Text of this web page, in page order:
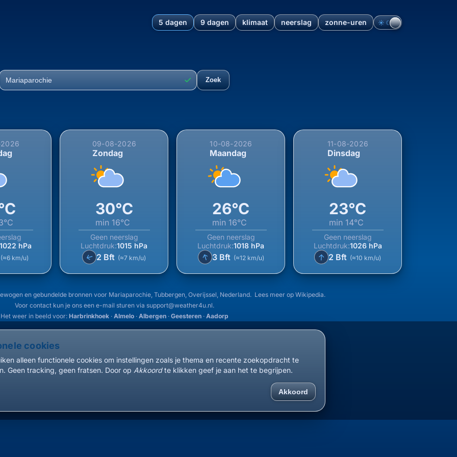
5 dagen 9 dagen klimaat neerslag zonne-uren ☀︎ ☾
voor Mariaparochie, Tubbergen, Overijssel,
✓ Zoek
1022 hPa
(≈6 km/u)
09-08-2026
Zondag
30°C
min 16°C
Geen neerslag
Luchtdruk:1015 hPa
↑2 Bft (≈7 km/u)
10-08-2026
Maandag
26°C
min16°C
Geen neerslag
Luchtdruk:1018 hPa
↑ 3 Bft (≈12 km/u)
11-08-2026
Dinsdag
23°C
min14°C
Geen neerslag
Luchtdruk:1026 hPa
↑ 2 Bft (≈10 km/u)
en gebundelde bronnen voor Mariaparochie, Tubbergen, Overijssel, Nederland. Lees meer op Wikipedia.
Voor contact kun je ons een e-mail sturen via support@weather4u.nl.
Het weer in beeld voor: Harbrinkhoek· Almelo· Albergen· Geesteren· Aadorp
cookies
alleen functionele cookies om instellingen zoals je thema en recente zoekopdracht te
Geen tracking, geen fratsen. Door op Akkoordte klikken geef je aan het te begrijpen.
Akkoord